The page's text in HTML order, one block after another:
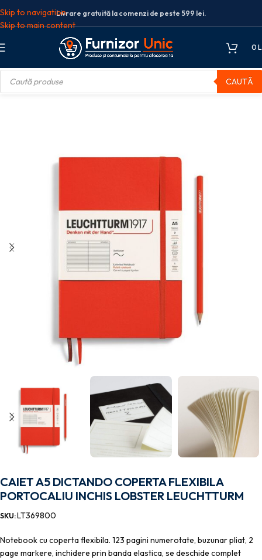
Skip to navigation
Skip to main content
Livrare gratuită la comenzi de peste 599 lei.
0
CAUTĂ
COPERTA FLEXIBILA PORTOCALIU INCHIS LOBSTER LEUCHTTURM
CAIET A5 DICTANDO COPERTA FLEXIBILA
PORTOCALIU INCHIS LOBSTER LEUCHTTURM
SKU:LT369800
Notebook cu coperta flexibila. 123 pagini numerotate, buzunar pliat, 2
page markere, inchidere prin banda elastica, se deschide complet